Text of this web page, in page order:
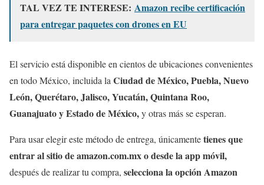
TAL VEZ TE INTERESE: Amazon recibe certificación
para entregar paquetes con drones en EU
El servicio está disponible en cientos de ubicaciones convenientes
en todo México, incluida laCiudad de México, Puebla, Nuevo
León, Querétaro, Jalisco, Yucatán, Quintana Roo,
Guanajuato y Estado de México,y otras más se esperan.
Para usar elegir este método de entrega, únicamentetienes que
entrar al sitio de amazon.com.mx o desde la app móvil,
después de realizar tu compra, selecciona la opción Amazon